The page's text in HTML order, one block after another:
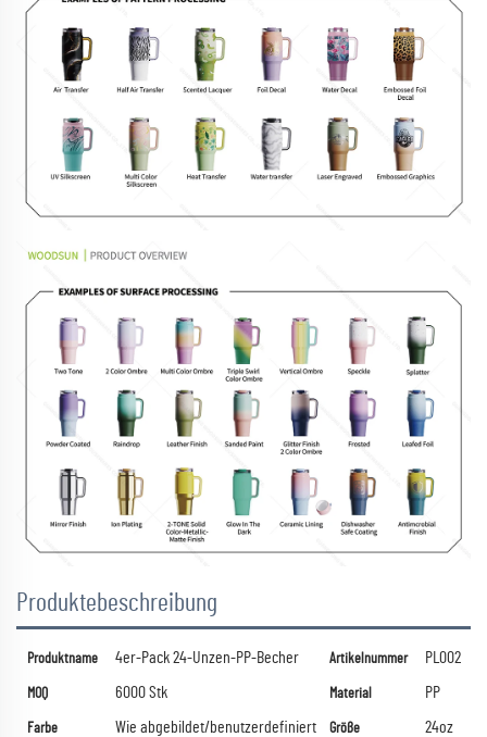
Produktebeschreibung
Produktname 4er-Pack 24-Unzen-PP-Becher Artikelnummer PL002
MOQ 6000 Stk Material PP
Farbe Wie abgebildet/benutzerdefiniert Größe 24oz